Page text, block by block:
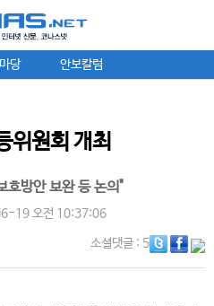
당 안보칼럼
위원회 개최
호방안 보완 등 논의"
19 오전 10:37:06
소셜댓글: 5